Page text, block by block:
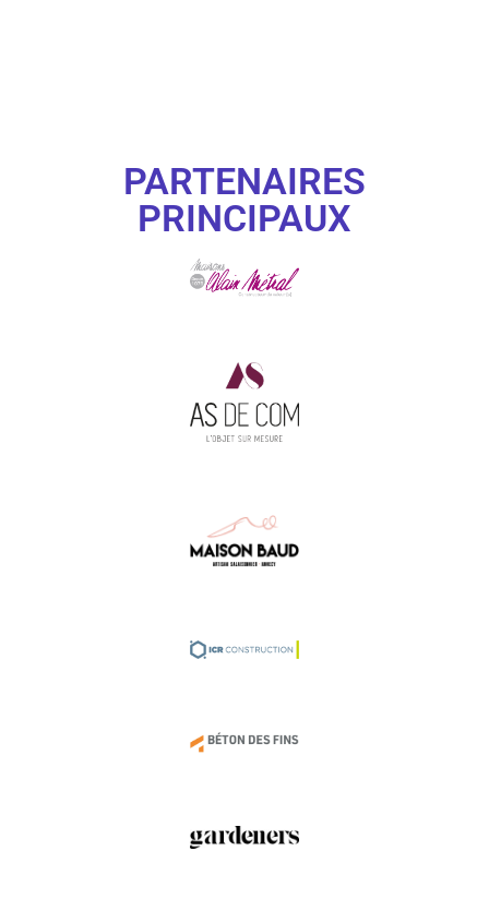
PARTENAIRES
PRINCIPAUX